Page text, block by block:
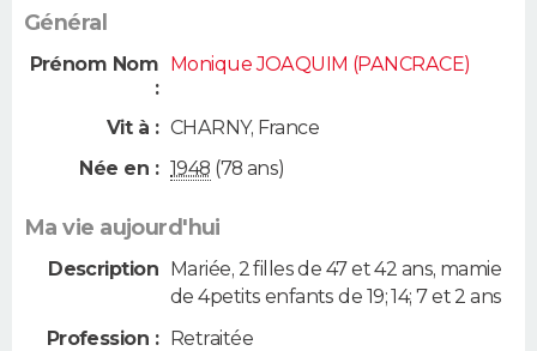
Général
Prénom Nom
:
Monique JOAQUIM (PANCRACE)
Vit à : CHARNY, France
Née en : 1948 (78 ans)
Ma vie aujourd'hui
Description
Mariée, 2 filles de 47 et 42 ans, mamie
de 4petits enfants de 19; 14; 7 et 2 ans
Profession : Retraitée